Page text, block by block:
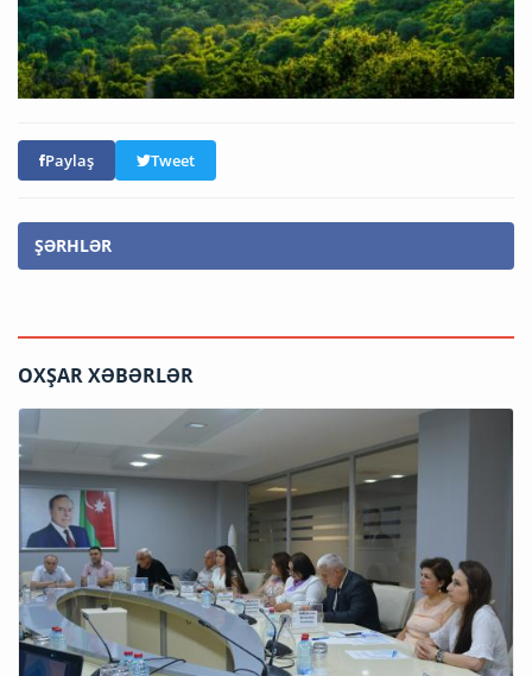
Paylaş Tweet
ŞƏRHLƏR
OXŞAR XƏBƏRLƏR